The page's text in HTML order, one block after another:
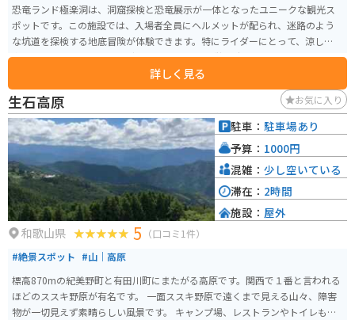
恐竜ランド極楽洞は、洞窟探検と恐竜展示が一体となったユニークな観光ス
ポットです。この施設では、入場者全員にヘルメットが配られ、迷路のよう
な坑道を探検する地底冒険が体験できます。特にライダーにとって、涼しい坑
内は夏場の暑い日に最適な避暑地となります。 営業時間は9:00から17:00まで
で、3月から9月は無休、10月から2月は木曜休業（祝日は除く）です。バイク
駐車スペースもあり、周辺の自然豊かな景観と合わせて、ツーリングの目的
地としておすすめです。恐竜好きの子どもから大人まで楽しめる施設となっ
ています。国道480号から途中山越えの細い道路をくねくねと走る必要がある
ので、道中は気をつけてください。
詳しく見る
生石高原 お気に入り
和歌山県 5 （口コミ1件）
#絶景スポット #山｜高原
標高870mの紀美野町と有田川町にまたがる高原です。関西で１番と言われる
ほどのススキ野原が有名です。 一面ススキ野原で遠くまで見える山々、障害
物が一切見えず素晴らしい風景です。 キャンプ場、レストランやトイレも併
駐車： 駐車場あり
予算： 1000円
混雑： 少し空いている
滞在： 2時間
施設： 屋外